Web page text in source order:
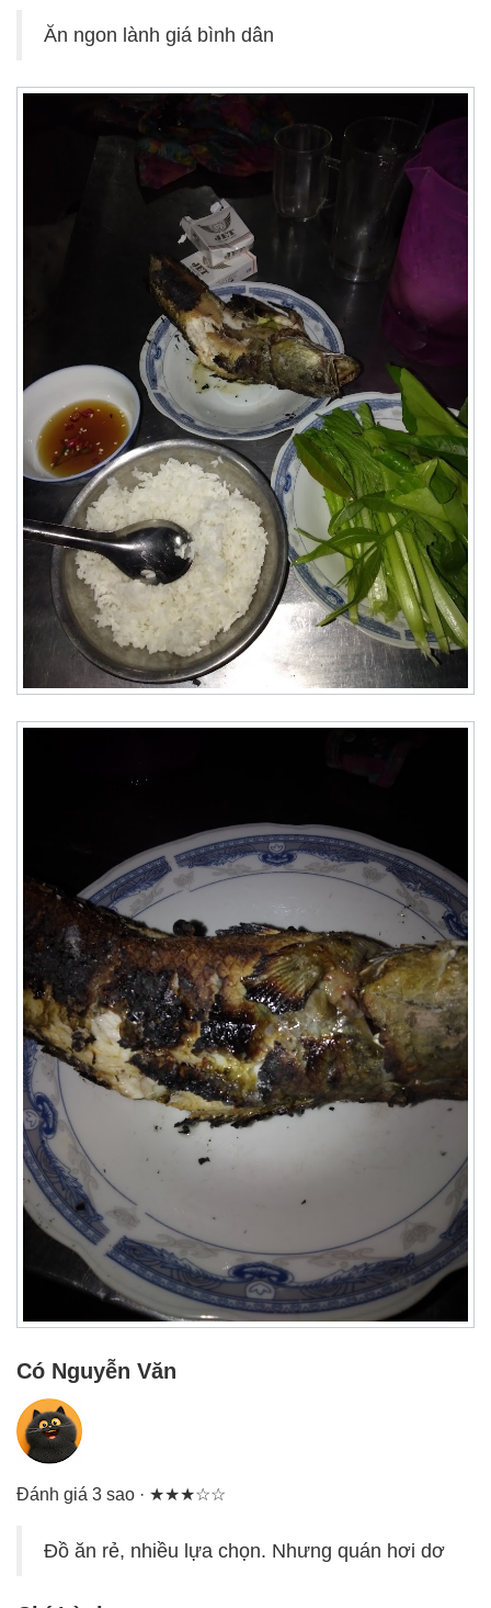
Ăn ngon lành giá bình dân
Có Nguyễn Văn
Đánh giá 3 sao · ★★★☆☆
Đồ ăn rẻ, nhiều lựa chọn. Nhưng quán hơi dơ